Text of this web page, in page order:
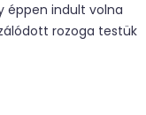
éppen indult volna
rozoga testük